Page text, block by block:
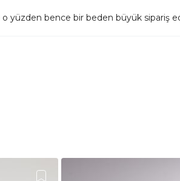
yüzden bence bir beden büyük sipariş